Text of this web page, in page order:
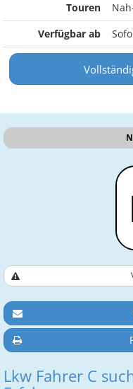
Touren
Verfügbar ab
Lkw Fahrer C